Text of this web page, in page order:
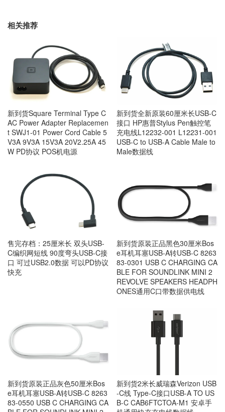
相关推荐
新到货Square Terminal Type C
AC Power Adapter Replacemen
t SWJ1-01 Power Cord Cable 5
V3A 9V3A 15V3A 20V2.25A 45
W PD协议 POS机电源
新到货全新原装60厘米长USB-C
接口 HP惠普Stylus Pen触控笔
充电线L12232-001 L12231-001
USB-C to USB-A Cable Male to
Male数据线
售完存档：25厘米长 双头USB-
C编织网短线 90度弯头USB-C接
口 可过USB2.0数据 可以PD协议
快充
新到货原装正品黑色30厘米Bos
e耳机耳塞USB-A转USB-C 8263
83-0301 USB C CHARGING CA
BLE FOR SOUNDLINK MINI 2
REVOLVE SPEAKERS HEADPH
ONES通用C口带数据供电线
新到货原装正品灰色50厘米Bos
e耳机耳塞USB-A转USB-C 8263
83-0550 USB C CHARGING CA
新到货2米长威瑞森Verizon USB
-C线 Type-C接口USB-A TO US
B-C CAB6FTCTOA-M1 安卓手